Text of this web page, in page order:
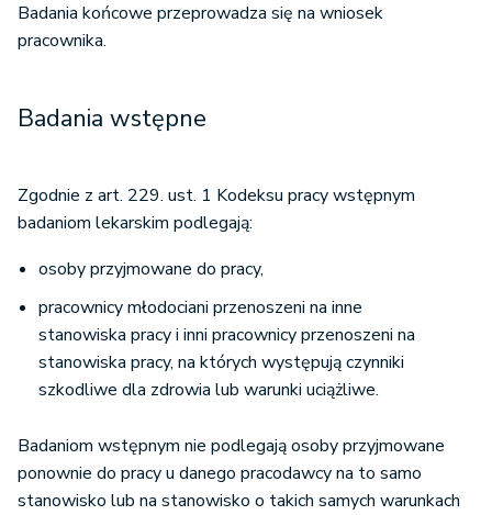
Badania końcowe przeprowadza się na wniosek
pracownika.
Badania wstępne
Zgodnie z art. 229. ust. 1 Kodeksu pracy wstępnym
badaniom lekarskim podlegają:
osoby przyjmowane do pracy,
pracownicy młodociani przenoszeni na inne
stanowiska pracy i inni pracownicy przenoszeni na
stanowiska pracy, na których występują czynniki
szkodliwe dla zdrowia lub warunki uciążliwe.
Badaniom wstępnym nie podlegają osoby przyjmowane
ponownie do pracy u danego pracodawcy na to samo
stanowisko lub na stanowisko o takich samych warunkach